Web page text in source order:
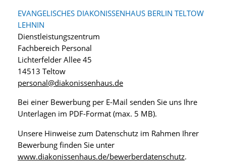
EVANGELISCHES DIAKONISSENHAUS BERLIN TELTOW
LEHNIN
Dienstleistungszentrum
Fachbereich Personal
Lichterfelder Allee 45
14513 Teltow
personal@diakonissenhaus.de
Bei einer Bewerbung per E-Mail senden Sie uns Ihre
Unterlagen im PDF-Format (max. 5 MB).
Unsere Hinweise zum Datenschutz im Rahmen Ihrer
Bewerbung finden Sie unter
www.diakonissenhaus.de/bewerberdatenschutz.